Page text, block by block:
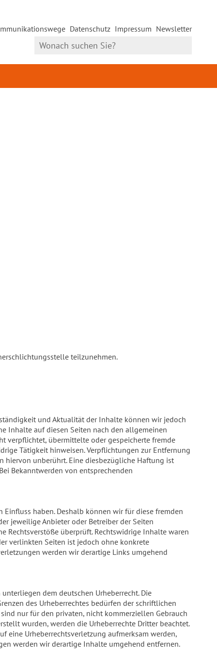
Datenschutz Impressum Newsletter
teilzunehmen.
und Aktualität der Inhalte können wir jedoch
Inhalte auf diesen Seiten nach den allgemeinen
verpflichtet, übermittelte oder gespeicherte fremde
Tätigkeit hinweisen. Verpflichtungen zur Entfernung
hiervon unberührt. Eine diesbezügliche Haftung ist
Bekanntwerden von entsprechenden
haben. Deshalb können wir für diese fremden
jeweilige Anbieter oder Betreiber der Seiten
Rechtsverstöße überprüft. Rechtswidrige Inhalte waren
verlinkten Seiten ist jedoch ohne konkrete
werden wir derartige Links umgehend
dem deutschen Urheberrecht. Die
des Urheberrechtes bedürfen der schriftlichen
nur für den privaten, nicht kommerziellen Gebrauch
wurden, werden die Urheberrechte Dritter beachtet.
eine Urheberrechtsverletzung aufmerksam werden,
werden wir derartige Inhalte umgehend entfernen.